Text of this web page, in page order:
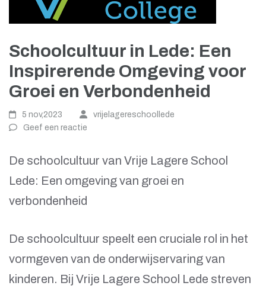
Schoolcultuur in Lede: Een
Inspirerende Omgeving voor
Groei en Verbondenheid
5 nov,2023
vrijelagereschoollede
Geef een reactie
De schoolcultuur van Vrije Lagere School
Lede: Een omgeving van groei en
verbondenheid
De schoolcultuur speelt een cruciale rol in het
vormgeven van de onderwijservaring van
kinderen. Bij Vrije Lagere School Lede streven